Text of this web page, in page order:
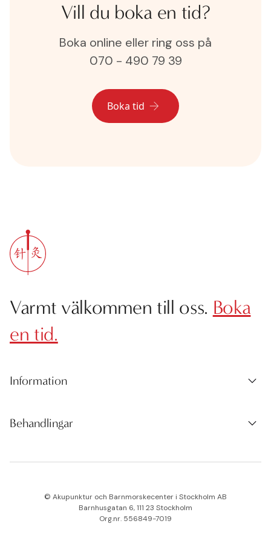
Vill du boka en tid?
Boka online eller ring oss på
070 - 490 79 39
Boka tid
Varmt välkommen till oss. Boka
en tid.
Information
Behandlingar
© Akupunktur och Barnmorskecenter i Stockholm AB
Barnhusgatan 6, 111 23 Stockholm
Org.nr. 556849-7019